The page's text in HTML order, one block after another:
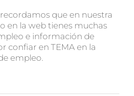
que en nuestra
en la web tienes muchas
e información de
confiar en TEMA en la
empleo.